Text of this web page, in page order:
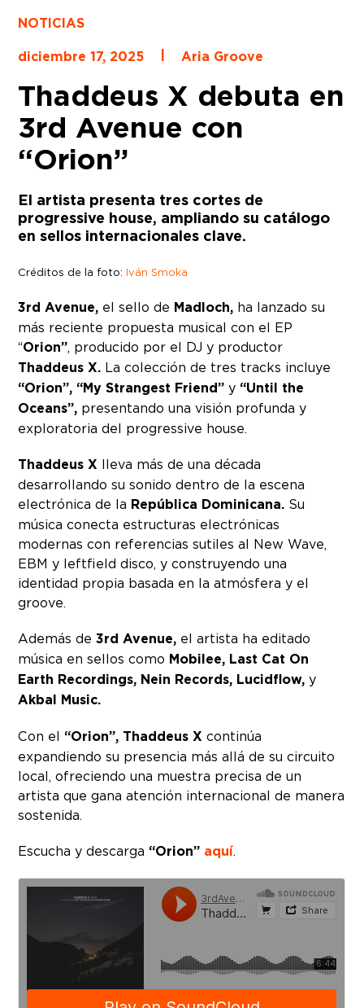
NOTICIAS
diciembre 17, 2025
Aria Groove
Thaddeus X debuta en
3rd Avenue con
“Orion”
El artista presenta tres cortes de
progressive house, ampliando su catálogo
en sellos internacionales clave.
Créditos de la foto:Iván Smoka
3rd Avenue, el sello de Madloch, ha lanzado su
más reciente propuesta musical con el EP
“Orion”, producido por el DJ y productor
Thaddeus X. La colección de tres tracks incluye
“Orion”, “My Strangest Friend” y “Until the
Oceans”, presentando una visión profunda y
exploratoria del progressive house.
Thaddeus X lleva más de una década
desarrollando su sonido dentro de la escena
electrónica de la República Dominicana. Su
música conecta estructuras electrónicas
modernas con referencias sutiles al New Wave,
EBM y leftfield disco, y construyendo una
identidad propia basada en la atmósfera y el
groove.
Además de3rd Avenue, el artista ha editado
música en sellos como Mobilee, Last Cat On
Earth Recordings, Nein Records, Lucidflow, y
Akbal Music.
Con el “Orion”, Thaddeus X continúa
expandiendo su presencia más allá de su circuito
local, ofreciendo una muestra precisa de un
artista que gana atención internacional de manera
sostenida.
Escucha y descarga “Orion” aquí.